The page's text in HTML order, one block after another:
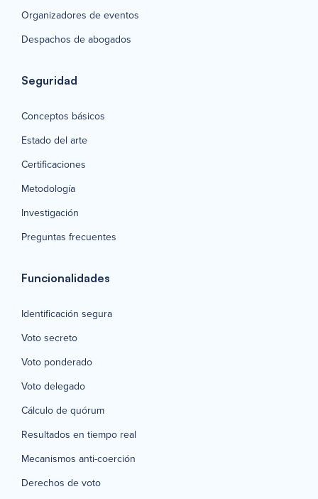
Organizadores de eventos
Despachos de abogados
Seguridad
Conceptos básicos
Estado del arte
Certificaciones
Metodología
Investigación
Preguntas frecuentes
Funcionalidades
Identificación segura
Voto secreto
Voto ponderado
Voto delegado
Cálculo de quórum
Resultados en tiempo real
Mecanismos anti-coerción
Derechos de voto